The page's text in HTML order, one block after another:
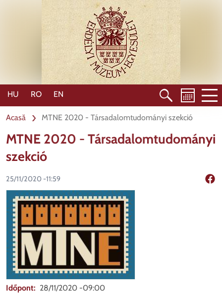
HU RO EN
Acasă MTNE 2020 - Társadalomtudományi szekció
MTNE 2020 - Társadalomtudományi
szekció
25/11/2020 -11:59
Időpont 28/11/2020 -09:00